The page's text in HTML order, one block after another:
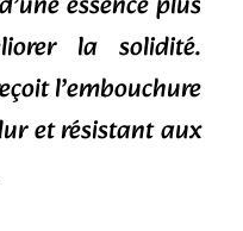
la solidité.
l’embouchure
et résistant aux